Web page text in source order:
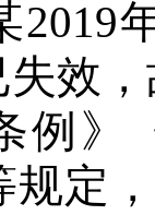
2019
效
例》
规定